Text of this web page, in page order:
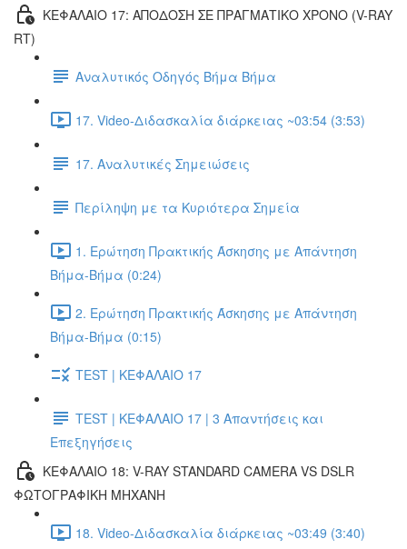
ΚΕΦΑΛΑΙΟ 17: ΑΠΟΔΟΣΗ ΣΕ ΠΡΑΓΜΑΤΙΚΟ ΧΡΟΝΟ (V-RAY
RT)
Αναλυτικός Οδηγός Βήμα Βήμα
17. Video-Διδασκαλία διάρκειας ~03:54 (3:53)
17. Αναλυτικές Σημειώσεις
Περίληψη με τα Κυριότερα Σημεία
1. Ερώτηση Πρακτικής Άσκησης με Απάντηση
Βήμα-Βήμα (0:24)
2. Ερώτηση Πρακτικής Άσκησης με Απάντηση
Βήμα-Βήμα (0:15)
TEST | ΚΕΦΑΛΑΙΟ 17
TEST | ΚΕΦΑΛΑΙΟ 17 | 3 Απαντήσεις και
Επεξηγήσεις
ΚΕΦΑΛΑΙΟ 18: V-RAY STANDARD CAMERA VS DSLR
ΦΩΤΟΓΡΑΦΙΚΗ ΜΗΧΑΝΗ
18. Video-Διδασκαλία διάρκειας ~03:49 (3:40)